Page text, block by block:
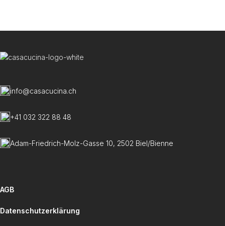
info@casacucina.ch
+41 032 322 88 48
Adam-Friedrich-Molz-Gasse 10, 2502 Biel/Bienne
AGB
Datenschutzerklärung